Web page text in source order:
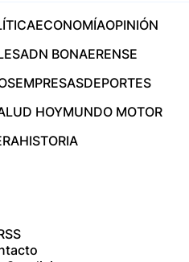
ECONOMÍAOPINIÓN
ADN BONAERENSE
EMPRESASDEPORTES
HOYMUNDO MOTOR
HISTORIA